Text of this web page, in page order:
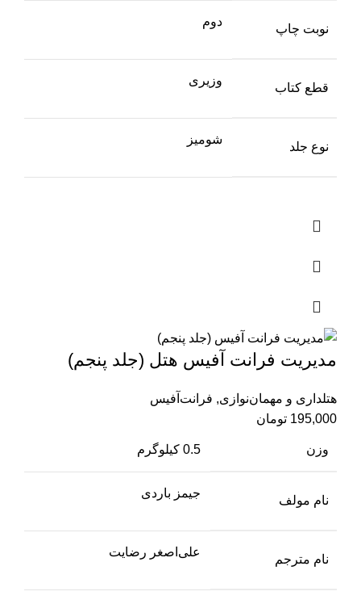
نوبت چاپ
دوم
قطع کتاب
وزیری
نوع جلد
شومیز
مدیریت فرانت آفیس هتل (جلد پنجم)
هتلداری و مهمان‌نوازی, فرانت‌آفیس
195,000 تومان
وزن 0.5 کیلوگرم
نام مولف
جیمز باردی
نام مترجم
علی‌اصغر رضایت